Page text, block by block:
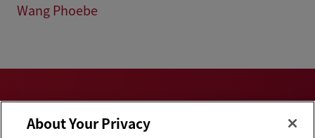
Wang Phoebe
About Your Privacy